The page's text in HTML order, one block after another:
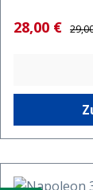
28,00 €